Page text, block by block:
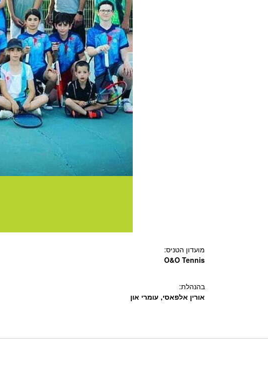
מועדון הטניס:
O&O Tennis
בהנהלת:
אורין אלפאסי, עומרי און